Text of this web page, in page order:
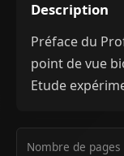
Description
Préface du
point de vue
Etude
Nombre de pages